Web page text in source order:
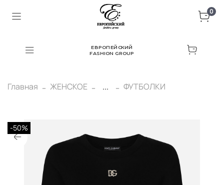
0
ЕВРОПЕЙСКИЙ
FASHION GROUP
Главная ЖЕНСКОЕ ... ФУТБОЛКИ
-50%